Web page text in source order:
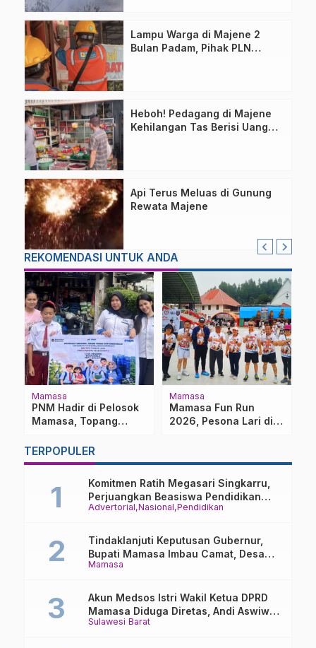
Lampu Warga di Majene 2
Bulan Padam, Pihak PLN
Heboh! Pedagang di Majene
Kehilangan Tas Berisi Uang
Api Terus Meluas di Gunung
Rewata Majene
REKOMENDASI UNTUK ANDA
Mamasa
PNM Hadir di Pelosok
Mamasa, Topang
Pendidikan Anak
Nasabah
Mamasa
Mamasa Fun Run
2026, Pesona Lari di
TERPOPULER
Advertorial Nasional Pendidikan
Komitmen Ratih Megasari Singkarru,
Perjuangkan Beasiswa Pendidikan
Dari PAUD Hingga Perguruan Tinggi
Mamasa
Tindaklanjuti Keputusan Gubernur,
Bupati Mamasa Imbau Camat, Desa
dan Lurah
Sulawesi Barat
Akun Medsos Istri Wakil Ketua DPRD
Mamasa Diduga Diretas, Andi Aswiwin
Buka Suara